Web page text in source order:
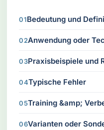
Bedeutung und
Anwendung oder
Praxisbeispiele und
Typische Fehler
Training &amp;
Varianten oder